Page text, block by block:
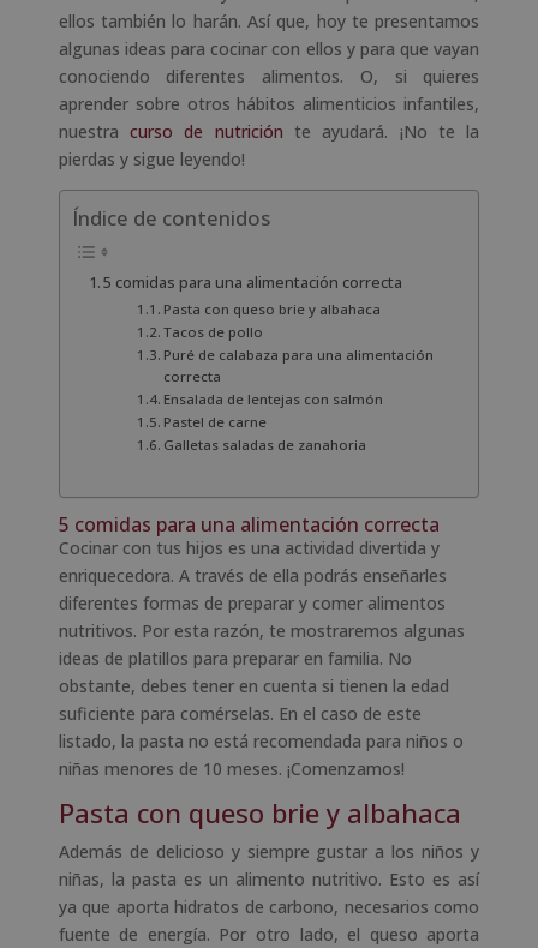
ellos también lo harán. Así que, hoy te presentamos
algunas ideas para cocinar con ellos y para que vayan
conociendo diferentes alimentos. O, si quieres
aprender sobre otros hábitos alimenticios infantiles,
nuestra curso de nutrición te ayudará. ¡No te la
pierdas y sigue leyendo!
Índice de contenidos
5 comidas para una alimentación correcta
Pasta con queso brie y albahaca
Tacos de pollo
Puré de calabaza para una alimentación
correcta
Ensalada de lentejas con salmón
Pastel de carne
Galletas saladas de zanahoria
5 comidas para una alimentación correcta
Cocinar con tus hijos es una actividad divertida y
enriquecedora. A través de ella podrás enseñarles
diferentes formas de preparar y comer alimentos
nutritivos. Por esta razón, te mostraremos algunas
ideas de platillos para preparar en familia. No
obstante, debes tener en cuenta si tienen la edad
suficiente para comérselas. En el caso de este
listado, la pasta no está recomendada para niños o
niñas menores de 10 meses. ¡Comenzamos!
Pasta con queso brie y albahaca
Además de delicioso y siempre gustar a los niños y
niñas, la pasta es un alimento nutritivo. Esto es así
ya que aporta hidratos de carbono, necesarios como
fuente de energía. Por otro lado, el queso aporta